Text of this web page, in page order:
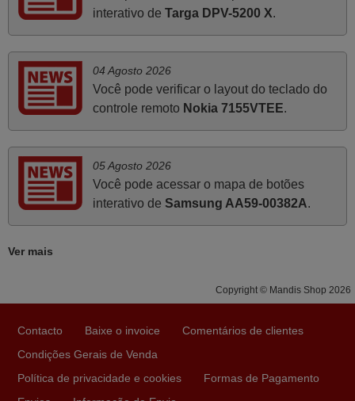
Bom dia. Estou extremamente satisfeita com o comando
e seu funcionamento perfeito, a rapidez na entrega e a
vossa eficiência no processo. Gostaria de salientar que
foi de extrema importância a vossa informação acerca de
como usar o comando sem usar por marca mas
passando pelos códigos. Ninguém em loja nenhuma me
tinha explicado como funcionar. Apenas diziam que
tinham comandos universais mas podiam não funcionar.
Muito obrigada.
Abril 2025
emparelhamento com a televisão, sem problemas.
Funciona na perfeição. Recomendo vivamente este
interativo de Targa DPV-5200 X.
04 Agosto 2026
Você pode verificar o layout do teclado do
controle remoto Nokia 7155VTEE.
05 Agosto 2026
Você pode acessar o mapa de botões
interativo de Samsung AA59-00382A.
Ver mais
Copyright © Mandis Shop 2026
Contacto Baixe o invoice
Comentários de clientes
Condições Gerais de Venda
Política de privacidade e cookies
Formas de Pagamento